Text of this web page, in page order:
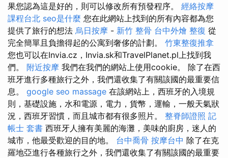
果您認為這是好的，則可以修改所有預發程序。 經絡按摩
課程台北 seo是什麼 您在此網站上找到的所有內容都為您
提供了旅行的想法 烏日按摩 - 新竹 整骨 台中外燴 整復 從
完全簡單且負擔得起的公寓到奢侈的計劃。 竹東整復推拿
您也可以在Invia.cz，Invia.sk和TravelPlanet.pl上找到我
們。 附近按摩 我們在我們的網站上使用cookie。 除了在西
班牙進行多種旅行之外，我們還收集了有關該國的最重要信
息。 google seo massage 在該網站上，西班牙的入境規
則，基礎設施，水和電源，電力，貨幣，運輸，一般天氣狀
況，西班牙習慣，而且城市都有很多照片。 整脊師證照 記
帳士 套書 西班牙人擁有美麗的海灘，美味的廚房，迷人的
城市，他最受歡迎的目的地。 台中喬骨 按摩台中 除了在克
羅地亞進行各種旅行之外，我們還收集了有關該國的最重要